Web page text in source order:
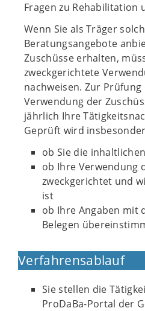
Fragen zu Rehabilitation
Wenn Sie als Träger
Beratungsangebote
Zuschüsse erhalten,
zweckgerichtete
nachweisen. Zur
Verwendung der
jährlich Ihre
Geprüft wird
ob Sie die
ob Ihre Verwendung
zweckgerichtet und
ist
ob Ihre Angaben mit
Belegen
Verfahrensablauf
Sie stellen die
ProDaBa-Portal der